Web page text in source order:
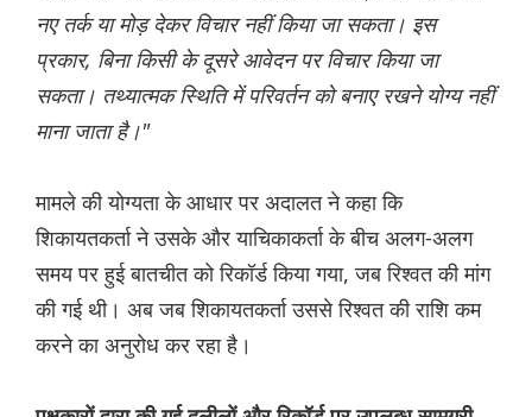
नए तर्क या मोड़ देकर विचार नहीं किया जा सकता। इस
प्रकार, बिना किसी के दूसरे आवेदन पर विचार किया जा
सकता। तथ्यात्मक स्थिति में परिवर्तन को बनाए रखने योग्य नहीं
माना जाता है।"
मामले की योग्यता के आधार पर अदालत ने कहा कि
शिकायतकर्ता ने उसके और याचिकाकर्ता के बीच अलग-अलग
समय पर हुई बातचीत को रिकॉर्ड किया गया, जब रिश्वत की मांग
की गई थी। अब जब शिकायतकर्ता उससे रिश्वत की राशि कम
करने का अनुरोध कर रहा है।